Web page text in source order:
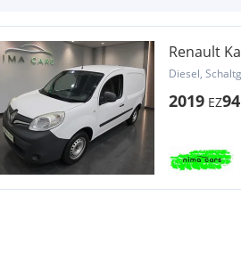
Renault
EU6 L1
Diesel,
2019 EZ